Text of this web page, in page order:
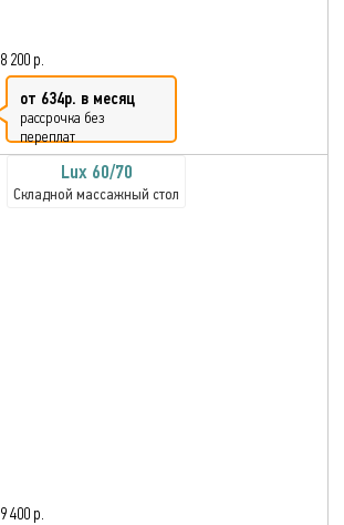
8 200 р.
от 634р. в месяц
рассрочка без
переплат
Lux 60/70
Складной массажный стол
9 400 р.